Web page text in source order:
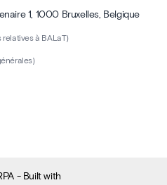
1, 1000 Bruxelles, Belgique
relatives à BALaT)
- Built with